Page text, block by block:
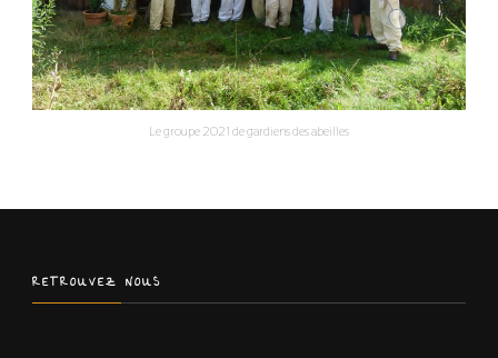
Le groupe 2021 de gardiens des abeilles
RETROUVEZ NOUS